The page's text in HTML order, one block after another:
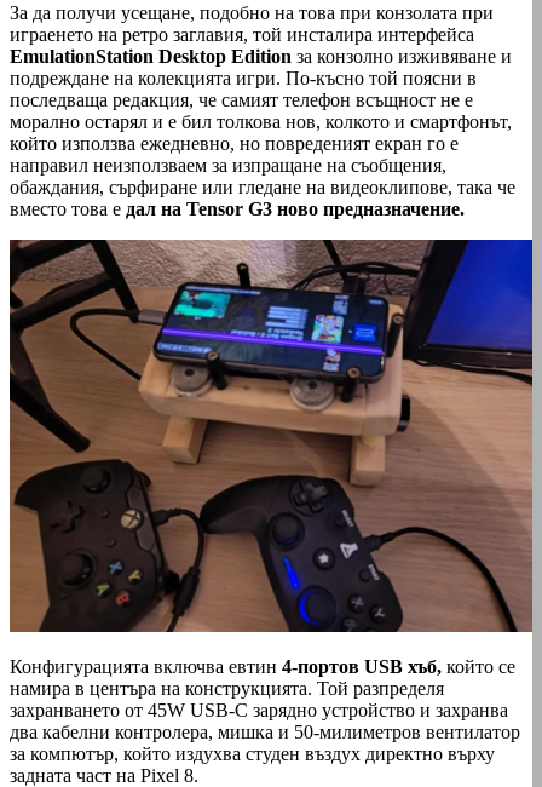
За да получи усещане, подобно на това при конзолата при
играенето на ретро заглавия, той инсталира интерфейса
EmulationStation Desktop Edition за конзолно изживяване и
подреждане на колекцията игри. По-късно той поясни в
последваща редакция, че самият телефон всъщност не е
морално остарял и е бил толкова нов, колкото и смартфонът,
който използва ежедневно, но повреденият екран го е
направил неизползваем за изпращане на съобщения,
обаждания, сърфиране или гледане на видеоклипове, така че
вместо това е дал на Tensor G3 ново предназначение.
Конфигурацията включва евтин 4-портов USB хъб, който се
намира в центъра на конструкцията. Той разпределя
захранването от 45W USB-C зарядно устройство и захранва
два кабелни контролера, мишка и 50-милиметров вентилатор
за компютър, който издухва студен въздух директно върху
задната част на Pixel 8.